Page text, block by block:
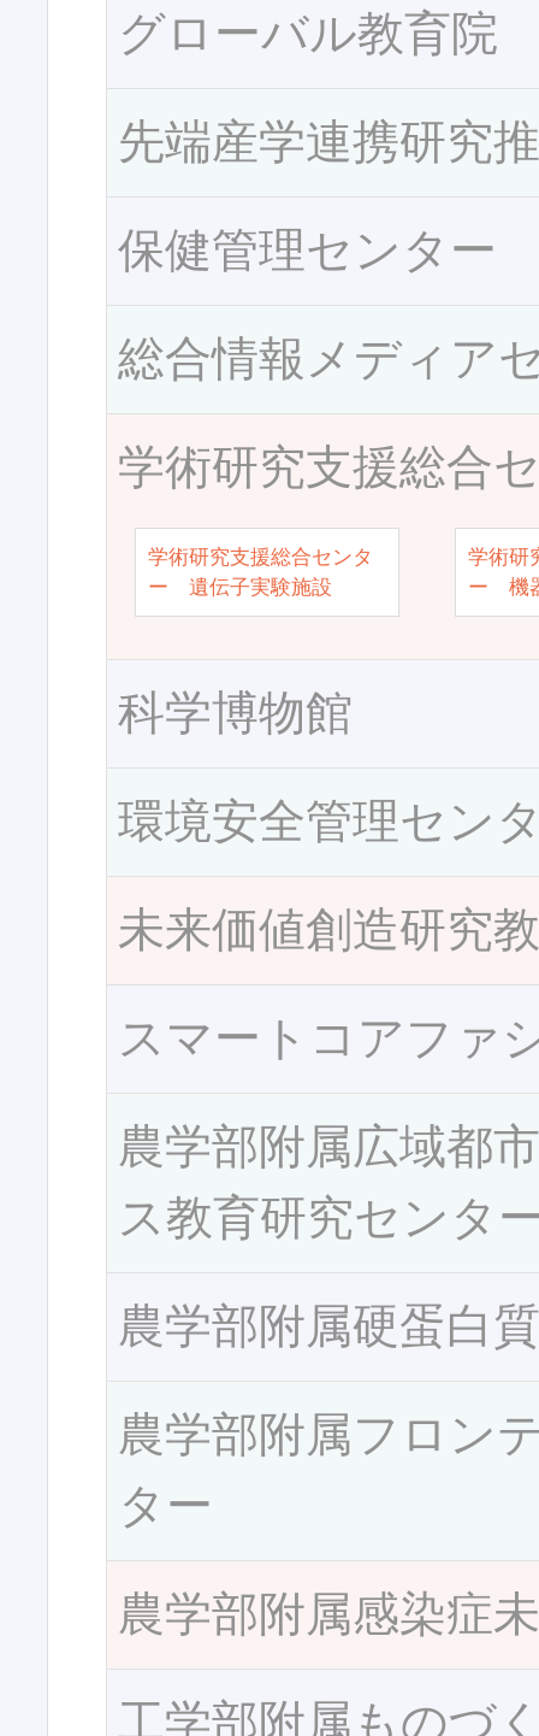
グローバル教育院
先端産学連携研究
保健管理センター
総合情報メディア
学術研究支援総合
学術研究支援総合センタ
ー 遺伝子実験施設
学術研
ー 機
科学博物館
環境安全管理セン
未来価値創造研究
スマートコアファ
農学部附属広域都
ス教育研究センタ
農学部附属硬蛋白
農学部附属フロン
ター
農学部附属感染症
工学部附属ものづ